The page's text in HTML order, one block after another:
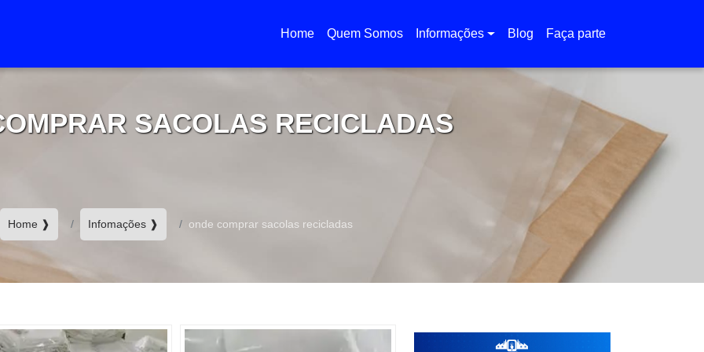
Home
(current)
Quem Somos Informações Blog Faça parte
SACOLAS RECICLADAS
Home ❱ Infomações ❱ onde comprar sacolas recicladas